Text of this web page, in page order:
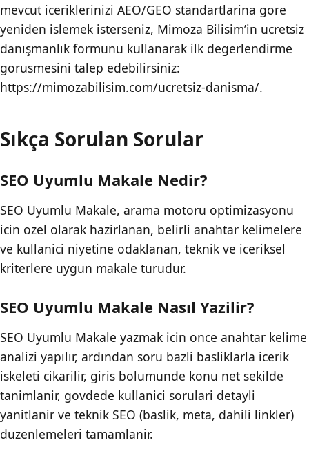
mevcut iceriklerinizi AEO/GEO standartlarina gore
yeniden islemek isterseniz, Mimoza Bilisim’in ucretsiz
danışmanlık formunu kullanarak ilk degerlendirme
gorusmesini talep edebilirsiniz:
https://mimozabilisim.com/ucretsiz-danisma/.
Sıkça Sorulan Sorular
SEO Uyumlu Makale Nedir?
SEO Uyumlu Makale, arama motoru optimizasyonu
icin ozel olarak hazirlanan, belirli anahtar kelimelere
ve kullanici niyetine odaklanan, teknik ve iceriksel
kriterlere uygun makale turudur.
SEO Uyumlu Makale Nasıl Yazilir?
SEO Uyumlu Makale yazmak icin once anahtar kelime
analizi yapılır, ardından soru bazli basliklarla icerik
iskeleti cikarilir, giris bolumunde konu net sekilde
tanimlanir, govdede kullanici sorulari detayli
yanitlanir ve teknik SEO (baslik, meta, dahili linkler)
duzenlemeleri tamamlanir.